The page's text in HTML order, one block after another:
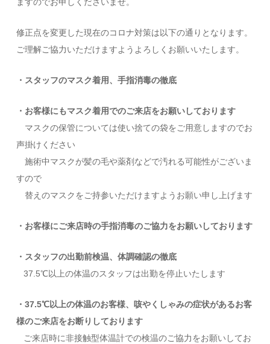
ますのでお申しくださいませ。
修正点を変更した現在のコロナ対策は以下の通りとなります。
ご理解ご協力いただけますようよろしくお願いいたします。
・スタッフのマスク着用、手指消毒の徹底
・お客様にもマスク着用でのご来店をお願いしております
マスクの保管については使い捨ての袋をご用意しますのでお
声掛けください
施術中マスクが髪の毛や薬剤などで汚れる可能性がございま
すので
替えのマスクをご持参いただけますようお願い申し上げます
・お客様にご来店時の手指消毒のご協力をお願いしております
・スタッフの出勤前検温、体調確認の徹底
37.5℃以上の体温のスタッフは出勤を停止いたします
・37.5℃以上の体温のお客様、咳やくしゃみの症状があるお客
様のご来店をお断りしております
ご来店時に非接触型体温計での検温のご協力をお願いしてお